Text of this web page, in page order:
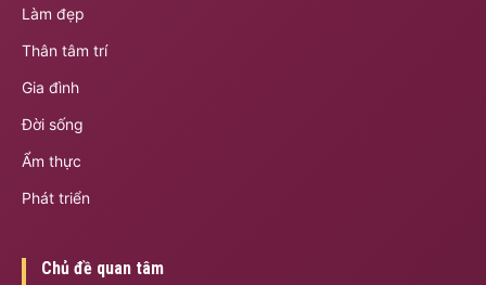
Làm đẹp
Thân tâm trí
Gia đình
Đời sống
Ẩm thực
Phát triển
Chủ đề quan tâm